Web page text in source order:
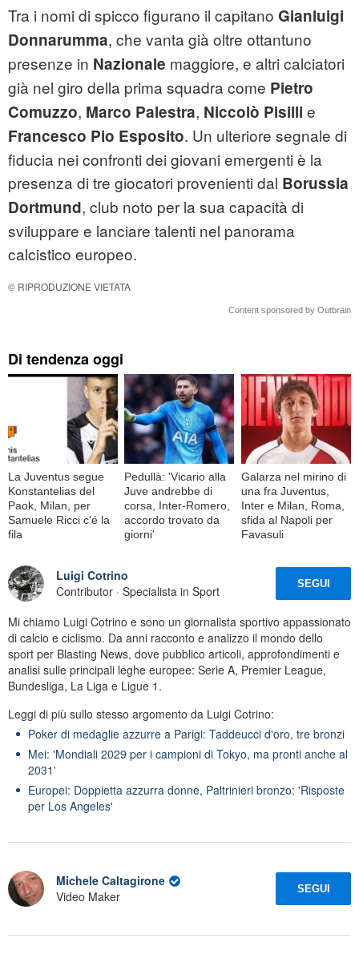
Tra i nomi di spicco figurano il capitano Gianluigi
Donnarumma, che vanta già oltre ottantuno
presenze in Nazionale maggiore, e altri calciatori
già nel giro della prima squadra come Pietro
Comuzzo, Marco Palestra, Niccolò Pisilli e
Francesco Pio Esposito. Un ulteriore segnale di
fiducia nei confronti dei giovani emergenti è la
presenza di tre giocatori provenienti dal Borussia
Dortmund, club noto per la sua capacità di
sviluppare e lanciare talenti nel panorama
calcistico europeo.
© RIPRODUZIONE VIETATA
Content sponsored by Outbrain
Di tendenza oggi
La Juventus segue
Konstantelias del
Paok, Milan, per
Samuele Ricci c'é la
fila
Pedullà: 'Vicario alla
Juve andrebbe di
corsa, Inter-Romero,
accordo trovato da
giorni'
Galarza nel mirino di
una fra Juventus,
Inter e Milan, Roma,
sfida al Napoli per
Favasuli
Luigi Cotrino
Contributor · Specialista in Sport
SEGUI
Mi chiamo Luigi Cotrino e sono un giornalista sportivo appassionato
di calcio e ciclismo. Da anni racconto e analizzo il mondo dello
sport per Blasting News, dove pubblico articoli, approfondimenti e
analisi sulle principali leghe europee: Serie A, Premier League,
Bundesliga, La Liga e Ligue 1.
Leggi di più sullo stesso argomento da Luigi Cotrino:
Poker di medaglie azzurre a Parigi: Taddeucci d'oro, tre bronzi
Mei: 'Mondiali 2029 per i campioni di Tokyo, ma pronti anche al
2031'
Europei: Doppietta azzurra donne, Paltrinieri bronzo: 'Risposte
per Los Angeles'
Michele Caltagirone
Video Maker
SEGUI